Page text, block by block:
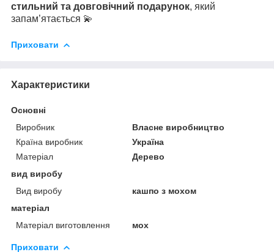
стильний та довговічний подарунок, який
запам’ятається 💫
Приховати
Характеристики
Основні
Виробник
Власне виробництво
Країна виробник
Україна
Матеріал
Дерево
вид виробу
Вид виробу
кашпо з мохом
матеріал
Матеріал виготовлення
мох
Приховати